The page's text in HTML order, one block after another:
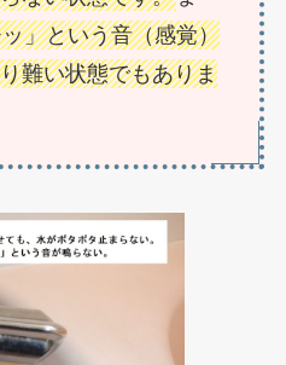
」という音（感覚）
難い状態でもありま